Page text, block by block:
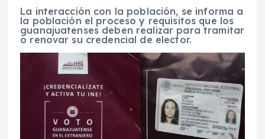
La interacción con la población, se informa a
la población el proceso y requisitos que los
guanajuatenses deben realizar para tramitar
o renovar su credencial de elector.